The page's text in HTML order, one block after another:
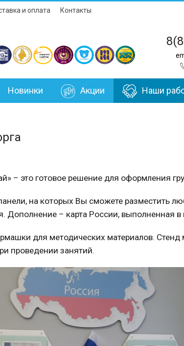
и оплата Контакты
Новинки Акции Наши
– это готовое решение для оформления
на которых Вы сможете разместить
Дополнение – карта России, выполненная в
для методических материалов.
проведении занятий.